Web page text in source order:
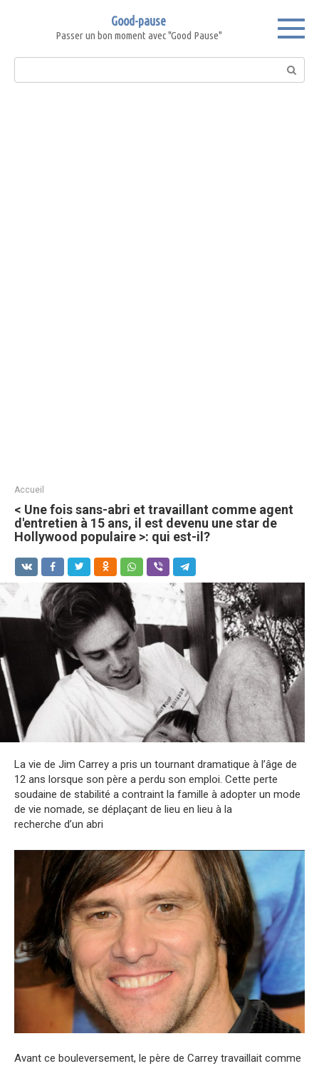
Good-pause
Passer un bon moment avec "Good Pause"
Search:
Accueil
< Une fois sans-abri et travaillant comme agent
d'entretien à 15 ans, il est devenu une star de
Hollywood populaire >: qui est-il?
La vie de Jim Carrey a pris un tournant dramatique à l’âge de
12 ans lorsque son père a perdu son emploi. Cette perte
soudaine de stabilité a contraint la famille à adopter un mode
de vie nomade, se déplaçant de lieu en lieu à la
recherche d’un abri
Avant ce bouleversement, le père de Carrey travaillait comme